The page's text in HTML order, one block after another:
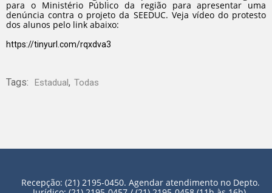
para o Ministério Público da região para apresentar uma
denúncia contra o projeto da SEEDUC. Veja vídeo do protesto
dos alunos pelo link abaixo:
https://tinyurl.com/rqxdva3
Tags: Estadual, Todas
Recepção: (21) 2195-0450. Agendar atendimento no Depto.